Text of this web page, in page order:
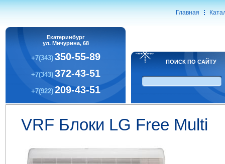
Главная
Екатеринбург
ул. Мичурина, 68
+7(343) 350-55-89
+7(343) 372-43-51
+7(922) 209-43-51
ПОИСК ПО САЙТУ
VRF Блоки LG Free Multi